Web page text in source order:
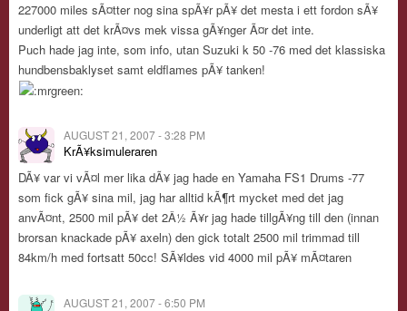
227000 miles sÃ¤tter nog sina spÃ¥r pÃ¥ det mesta i ett fordon sÃ¥
underligt att det krÃ¤vs mek vissa gÃ¥nger Ã¤r det inte.
Puch hade jag inte, som info, utan Suzuki k 50 -76 med det klassiska
hundbensbaklyset samt eldflames pÃ¥ tanken!
AUGUST 21, 2007 - 3:28 PM
KrÃ¥ksimuleraren
DÃ¥ var vi vÃ¤l mer lika dÃ¥ jag hade en Yamaha FS1 Drums -77
som fick gÃ¥ sina mil, jag har alltid kÃ¶rt mycket med det jag
anvÃ¤nt, 2500 mil pÃ¥ det 2Â½ Ã¥r jag hade tillgÃ¥ng till den (innan
brorsan knackade pÃ¥ axeln) den gick totalt 2500 mil trimmad till
84km/h med fortsatt 50cc! SÃ¥ldes vid 4000 mil pÃ¥ mÃ¤taren
AUGUST 21, 2007 - 6:50 PM